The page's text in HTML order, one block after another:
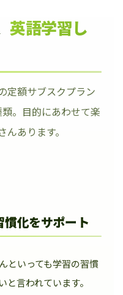
英語学習し
定額サブスクプラン
。目的にあわせて楽
あります。
慣化をサポート
といっても学習の習慣
言われています。